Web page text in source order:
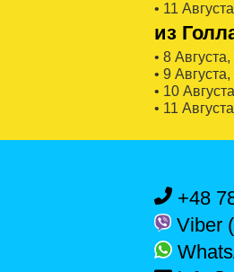
• 11
из
• 8
• 9
• 10
• 11
+48
Viber